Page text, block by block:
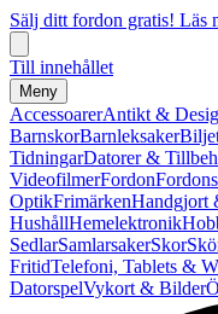
Sälj ditt fordon gratis! Läs
Till innehållet
Meny
AccessoarerAntikt &
BarnskorBarnleksaker
TidningarDatorer &
VideofilmerFordon
OptikFrimärkenHandgjort
HushållHemelektronik
SedlarSamlarsakerSkor
FritidTelefoni, Tablets &
DatorspelVykort & Bilder